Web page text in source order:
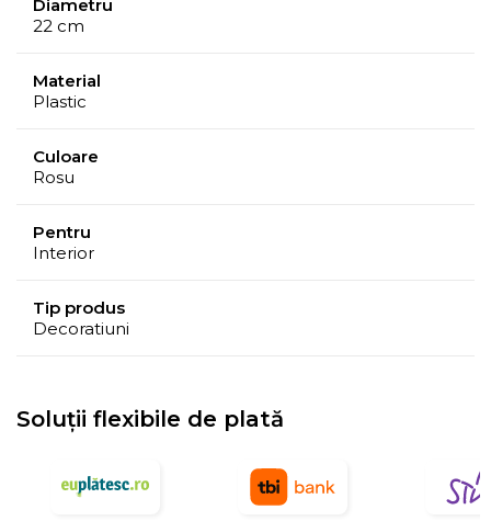
Diametru
22 cm
Material
Plastic
Culoare
Rosu
Pentru
Interior
Tip produs
Decoratiuni
Soluții flexibile de plată